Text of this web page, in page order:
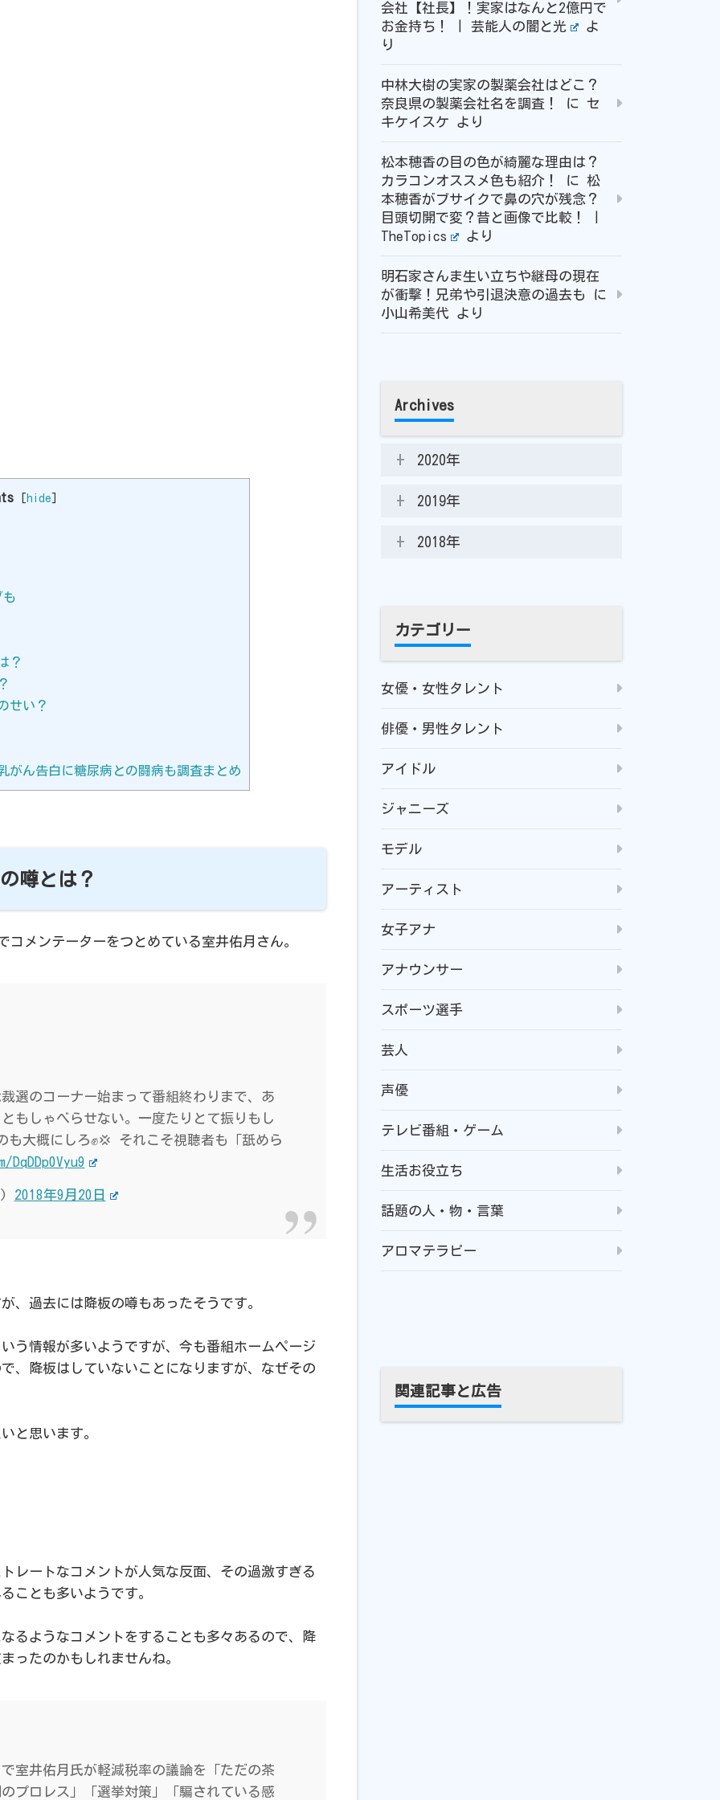
[hide]
も
？
せい？
ん告白に糖尿病との闘病も調査まとめ
噂とは？
コメンテーターをつとめている室井佑月さん。
選のコーナー始まって番組終わりまで、あ
もしゃべらせない。一度たりとて振りもし
大概にしろ✊💢 それこそ視聴者も「舐めら
2018年9月20日
、過去には降板の噂もあったそうです。
う情報が多いようですが、今も番組ホームページ
、降板はしていないことになりますが、なぜその
と思います。
レートなコメントが人気な反面、その過激すぎる
ことも多いようです。
るようなコメントをすることも多々あるので、降
ったのかもしれませんね。
室井佑月氏が軽減税率の議論を「ただの茶
プロレス」「選挙対策」「騙されている感
会社【社長】！実家はなんと2億円で
お金持ち！ | 芸能人の闇と光
よ
り
中林大樹の実家の製薬会社はどこ？
奈良県の製薬会社名を調査！
に セ
キケイスケ より
松本穂香の目の色が綺麗な理由は？
カラコンオススメ色も紹介！
に 松
本穂香がブサイクで鼻の穴が残念？
目頭切開で変？昔と画像で比較！ |
TheTopics
より
明石家さんま生い立ちや継母の現在
が衝撃！兄弟や引退決意の過去も
に
小山希美代 より
Archives
2020年
2019年
2018年
カテゴリー
女優・女性タレント
俳優・男性タレント
アイドル
ジャニーズ
モデル
アーティスト
女子アナ
アナウンサー
スポーツ選手
芸人
声優
テレビ番組・ゲーム
生活お役立ち
話題の人・物・言葉
アロマテラピー
関連記事と広告